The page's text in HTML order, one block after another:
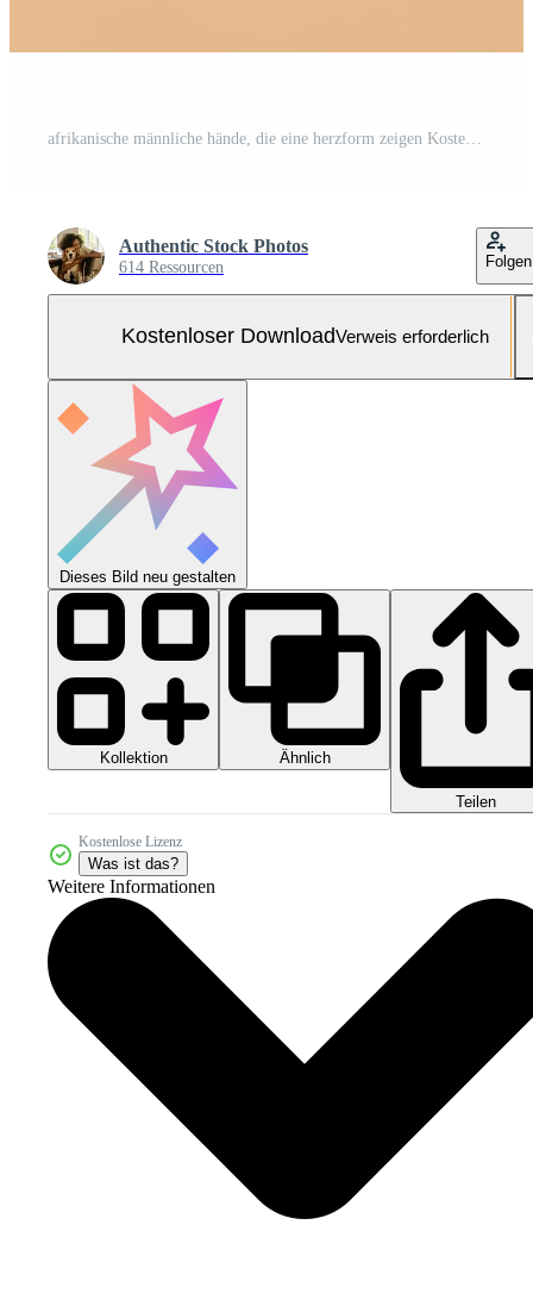
Authentic Stock Photos
614 Ressourcen Folgen
Kostenloser DownloadVerweis erforderlich
Dieses Bild neu gestalten
Kollektion Ähnlich
Teilen
Kostenlose Lizenz
Was ist das?
Weitere Informationen